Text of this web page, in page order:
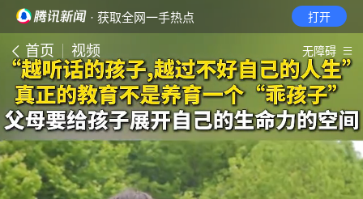
· 获取全网一手热点 打开
首页 视频 无障碍